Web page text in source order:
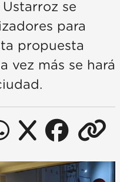
se
para
propuesta
vez más se hará